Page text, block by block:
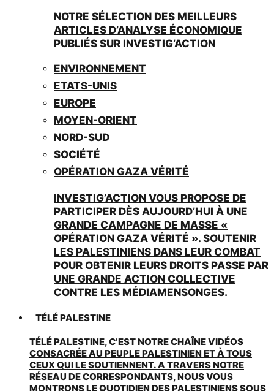
NOTRE SÉLECTION DES MEILLEURS
ARTICLES D’ANALYSE ÉCONOMIQUE
PUBLIÉS SUR INVESTIG’ACTION
ENVIRONNEMENT
ETATS-UNIS
EUROPE
MOYEN-ORIENT
NORD-SUD
SOCIÉTÉ
OPÉRATION GAZA VÉRITÉ
INVESTIG’ACTION VOUS PROPOSE DE
PARTICIPER DÈS AUJOURD’HUI À UNE
GRANDE CAMPAGNE DE MASSE «
OPÉRATION GAZA VÉRITÉ ». SOUTENIR
LES PALESTINIENS DANS LEUR COMBAT
POUR OBTENIR LEURS DROITS PASSE PAR
UNE GRANDE ACTION COLLECTIVE
CONTRE LES MÉDIAMENSONGES.
TÉLÉ PALESTINE
TÉLÉ PALESTINE, C’EST NOTRE CHAÎNE VIDÉOS
CONSACRÉE AU PEUPLE PALESTINIEN ET À TOUS
CEUX QUI LE SOUTIENNENT. A TRAVERS NOTRE
RÉSEAU DE CORRESPONDANTS, NOUS VOUS
MONTRONS LE QUOTIDIEN DES PALESTINIENS SOUS